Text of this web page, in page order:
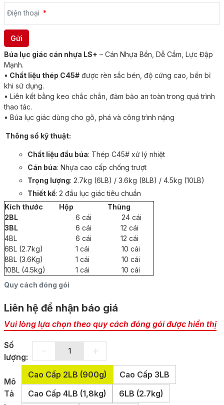
Điện thoại
Búa lục giác cán nhựa LS+ – Cán Nhựa Bền, Dễ Cầm, Lực Đập
Mạnh.
• Chất liệu thép C45# được rèn sắc bén, độ cứng cao, bền bỉ
khi sử dụng.
• Liên kết bằng keo chắc chắn, đảm bảo an toàn trong quá trình
thao tác.
• Búa lục giác dùng cho gõ, phá và công trình nặng
Thông số kỹ thuật:
Chất liệu đầu búa: Thép C45# xử lý nhiệt
Cán búa: Nhựa cao cấp chống trượt
Trọng lượng: 2.7kg (6LB) / 3.6kg (8LB) / 4.5kg (10LB)
Thiết kế: 2 đầu lục giác tiêu chuẩn
Quy cách đóng gói
Kích thước Hộp
Thùng
2BL
6 cái
24 cái
3BL
6 cái
12 cái
4BL
6 cái
12 cái
6BL (2.7kg)
1 cái
10 cái
8BL (3.6Kg)
1 cái
10 cái
10BL (4.5kg)
1 cái 10 cái
Liên hệ để nhận báo giá
Vui lòng lựa chọn theo quy cách đóng gói được hiển thị
Số
lượng:
Mô
Tả
Cao Cấp 2LB (900g)
Cao Cấp 3LB
Cao Cấp 4LB (1,8kg)
6LB (2.7kg)